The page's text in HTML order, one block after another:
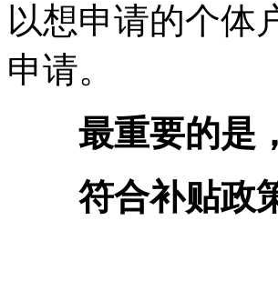
以想申请的个体
申请。
最重要的是
符合补贴政策